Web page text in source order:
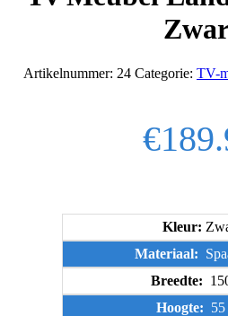
Artikelnummer: 24 Categorie: TV-
€
Kleur:
Materiaal:
Breedte:
Hoogte: